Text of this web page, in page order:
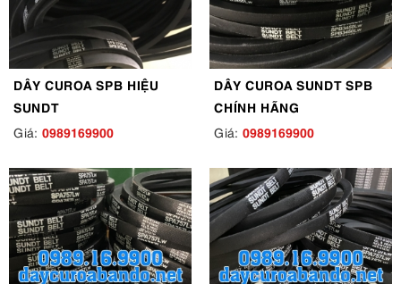
DÂY CUROA SPB HIỆU
SUNDT
Giá: 0989169900
DÂY CUROA SUNDT SPB
CHÍNH HÃNG
Giá: 0989169900